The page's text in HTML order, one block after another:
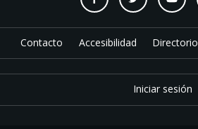
Contacto Accesibilidad Directorio
Iniciar sesión